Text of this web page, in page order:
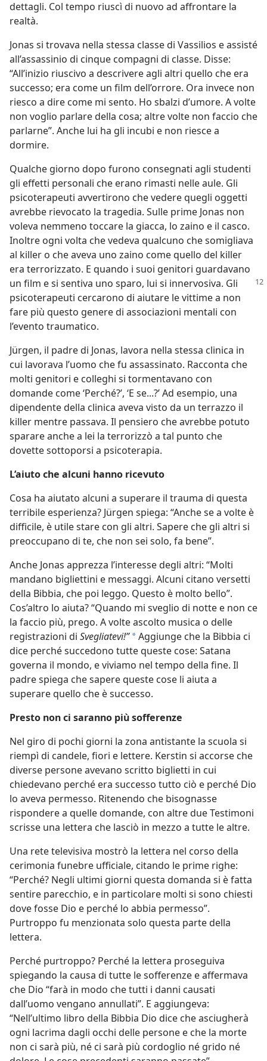
dettagli. Col tempo riuscì di nuovo ad affrontare la
realtà.
Jonas si trovava nella stessa classe di Vassilios e assisté
all’assassinio di cinque compagni di classe. Disse:
“All’inizio riuscivo a descrivere agli altri quello che era
successo; era come un film dell’orrore. Ora invece non
riesco a dire come mi sento. Ho sbalzi d’umore. A volte
non voglio parlare della cosa; altre volte non faccio che
parlarne”. Anche lui ha gli incubi e non riesce a
dormire.
Qualche giorno dopo furono consegnati agli studenti
gli effetti personali che erano rimasti nelle aule. Gli
psicoterapeuti avvertirono che vedere quegli oggetti
avrebbe rievocato la tragedia. Sulle prime Jonas non
voleva nemmeno toccare la giacca, lo zaino e il casco.
Inoltre ogni volta che vedeva qualcuno che somigliava
al killer o che aveva uno zaino come quello del killer
era terrorizzato. E quando i suoi genitori guardavano
un film e si sentiva uno sparo, lui si innervosiva. Gli
psicoterapeuti cercarono di aiutare le vittime a non
fare più questo genere di associazioni mentali con
l’evento traumatico.
Jürgen, il padre di Jonas, lavora nella stessa clinica in
cui lavorava l’uomo che fu assassinato. Racconta che
molti genitori e colleghi si tormentavano con
domande come ‘Perché?’, ‘E se...?’ Ad esempio, una
dipendente della clinica aveva visto da un terrazzo il
killer mentre passava. Il pensiero che avrebbe potuto
sparare anche a lei la terrorizzò a tal punto che
dovette sottoporsi a psicoterapia.
L’aiuto che alcuni hanno ricevuto
Cosa ha aiutato alcuni a superare il trauma di questa
terribile esperienza? Jürgen spiega: “Anche se a volte è
difficile, è utile stare con gli altri. Sapere che gli altri si
preoccupano di te, che non sei solo, fa bene”.
Anche Jonas apprezza l’interesse degli altri: “Molti
mandano bigliettini e messaggi. Alcuni citano versetti
della Bibbia, che poi leggo. Questo è molto bello”.
Cos’altro lo aiuta? “Quando mi sveglio di notte e non ce
la faccio più, prego. A volte ascolto musica o delle
registrazioni di Svegliatevi!” *Aggiunge che la Bibbia ci
dice perché succedono tutte queste cose: Satana
governa il mondo, e viviamo nel tempo della fine. Il
padre spiega che sapere queste cose li aiuta a
superare quello che è successo.
Presto non ci saranno più sofferenze
Nel giro di pochi giorni la zona antistante la scuola si
riempì di candele, fiori e lettere. Kerstin si accorse che
diverse persone avevano scritto biglietti in cui
chiedevano perché era successo tutto ciò e perché Dio
lo aveva permesso. Ritenendo che bisognasse
rispondere a quelle domande, con altre due Testimoni
scrisse una lettera che lasciò in mezzo a tutte le altre.
Una rete televisiva mostrò la lettera nel corso della
cerimonia funebre ufficiale, citando le prime righe:
“Perché? Negli ultimi giorni questa domanda si è fatta
sentire parecchio, e in particolare molti si sono chiesti
dove fosse Dio e perché lo abbia permesso”.
Purtroppo fu menzionata solo questa parte della
lettera.
Perché purtroppo? Perché la lettera proseguiva
spiegando la causa di tutte le sofferenze e affermava
che Dio “farà in modo che tutti i danni causati
dall’uomo vengano annullati”. E aggiungeva:
“Nell’ultimo libro della Bibbia Dio dice che asciugherà
ogni lacrima dagli occhi delle persone e che la morte
non ci sarà più, né ci sarà più cordoglio né grido né